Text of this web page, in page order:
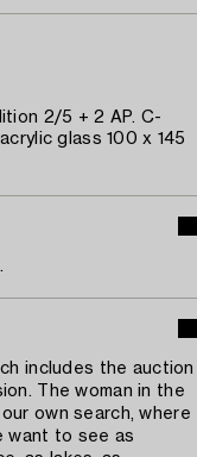
2/5 + 2 AP. C-
glass 100 x 145
includes the auction
The woman in the
own search, where
want to see as